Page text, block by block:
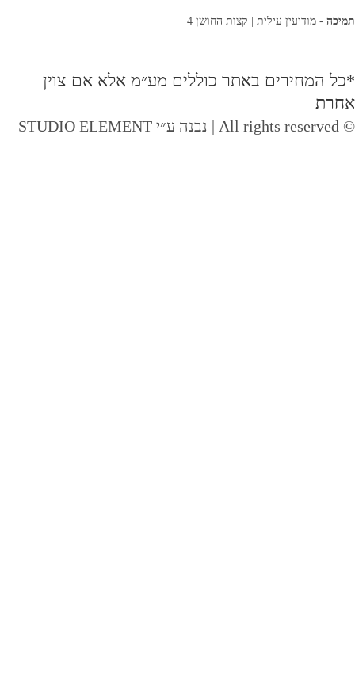
תמיכה - מודיעין עילית | קצות החושן 4
*כל המחירים באתר כוללים מע״מ אלא אם צוין
אחרת
© All rights reserved | נבנה ע״י STUDIO ELEMENT